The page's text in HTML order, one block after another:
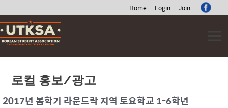
Home Login Join
Skip
to
content
로컬 홍보/광고
2017년 봄학기 라운드락 지역 토요학교 1-6학년